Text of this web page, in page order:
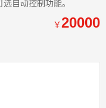
自动控制功能。
￥20000